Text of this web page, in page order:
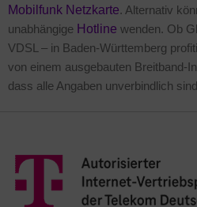
Mobilfunk Netzkarte. Alternativ
unabhängige Hotline wenden. Ob
VDSL – in Baden-Württemberg
von einem ausgebauten Breitband-
dass alle Angaben unverbindlich